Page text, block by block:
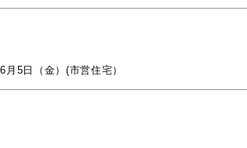
5日（金）(市営住宅）